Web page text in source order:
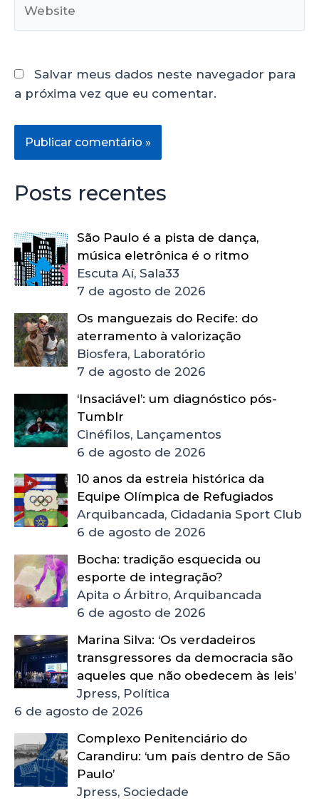
Salvar meus dados neste navegador para
a próxima vez que eu comentar.
Posts recentes
São Paulo é a pista de dança,
música eletrônica é o ritmo
Escuta Aí, Sala33
7 de agosto de 2026
Os manguezais do Recife: do
aterramento à valorização
Biosfera, Laboratório
7 de agosto de 2026
‘Insaciável’: um diagnóstico pós-
Tumblr
Cinéfilos, Lançamentos
6 de agosto de 2026
10 anos da estreia histórica da
Equipe Olímpica de Refugiados
Arquibancada, Cidadania Sport Club
6 de agosto de 2026
Bocha: tradição esquecida ou
esporte de integração?
Apita o Árbitro, Arquibancada
6 de agosto de 2026
Marina Silva: ‘Os verdadeiros
transgressores da democracia são
aqueles que não obedecem às leis’
Jpress, Política
6 de agosto de 2026
Complexo Penitenciário do
Carandiru: ‘um país dentro de São
Paulo’
Jpress, Sociedade